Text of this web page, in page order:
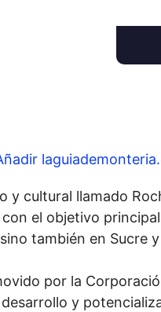
y cultural llamado
el objetivo
también en Sucre
por la
y